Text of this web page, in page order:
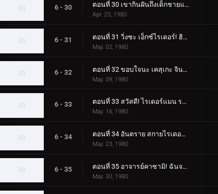
6 - 30 ตอนที่ 30 เขากินฝันถึงเด็กชายแปลกหน้าที่มาจากอเมซอน
Apr. 25, 1980
6 - 31 ตอนที่ 31 วิ่งซะ เอ็กซ์ไรเดอร์! ฮิโรชิ สึคุบะ! อย่าตาย!!
May. 02, 1980
6 - 32 ตอนที่ 32 ขอบใจนะ เคสุเกะ จิน! ทิ้งการโจมตีครั้งสุดท้ายไว้ที่ฉัน!!
May. 09, 1980
6 - 33 ตอนที่ 33 สวัสดี! ไรเดอร์แมน ระวังเนซึระแมนด้วย
May. 16, 1980
6 - 34 ตอนที่ 34 อันตราย สกายไรเดอร์! เขามาแล้ว! คาซามิ ชิโระ!!
May. 23, 1980
6 - 35 ตอนที่ 35 อาจารย์คาซามิ! ฉันจะจับแก๊งปลาหมึกยักษ์!!
May. 30, 1980